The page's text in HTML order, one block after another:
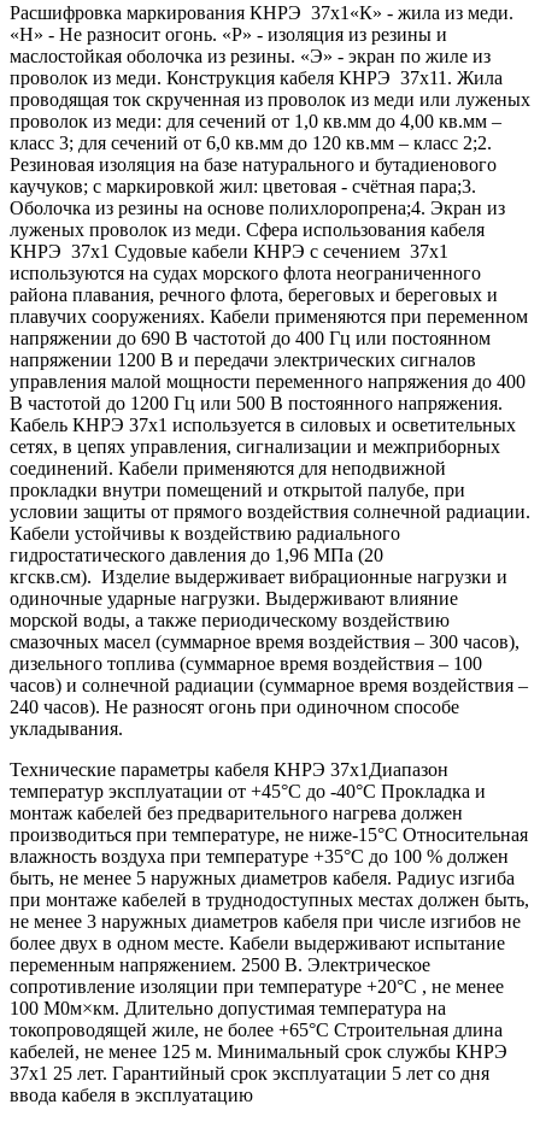
Расшифровка маркирования КНРЭ 37х1«К» - жила из меди.
«Н» - Не разносит огонь. «Р» - изоляция из резины и
маслостойкая оболочка из резины. «Э» - экран по жиле из
проволок из меди. Конструкция кабеля КНРЭ 37х11. Жила
проводящая ток скрученная из проволок из меди или луженых
проволок из меди: для сечений от 1,0 кв.мм до 4,00 кв.мм –
класс 3; для сечений от 6,0 кв.мм до 120 кв.мм – класс 2;2.
Резиновая изоляция на базе натурального и бутадиенового
каучуков; с маркировкой жил: цветовая - счётная пара;3.
Оболочка из резины на основе полихлоропрена;4. Экран из
луженых проволок из меди. Сфера использования кабеля
КНРЭ 37х1 Судовые кабели КНРЭ с сечением 37х1
используются на судах морского флота неограниченного
района плавания, речного флота, береговых и береговых и
плавучих сооружениях. Кабели применяются при переменном
напряжении до 690 В частотой до 400 Гц или постоянном
напряжении 1200 В и передачи электрических сигналов
управления малой мощности переменного напряжения до 400
В частотой до 1200 Гц или 500 В постоянного напряжения.
Кабель КНРЭ 37х1 используется в силовых и осветительных
сетях, в цепях управления, сигнализации и межприборных
соединений. Кабели применяются для неподвижной
прокладки внутри помещений и открытой палубе, при
условии защиты от прямого воздействия солнечной радиации.
Кабели устойчивы к воздействию радиального
гидростатического давления до 1,96 МПа (20
кгскв.см). Изделие выдерживает вибрационные нагрузки и
одиночные ударные нагрузки. Выдерживают влияние
морской воды, а также периодическому воздействию
смазочных масел (суммарное время воздействия – 300 часов),
дизельного топлива (суммарное время воздействия – 100
часов) и солнечной радиации (суммарное время воздействия –
240 часов). Не разносят огонь при одиночном способе
укладывания.
Технические параметры кабеля КНРЭ 37х1Диапазон
температур эксплуатации от +45°С до -40°С Прокладка и
монтаж кабелей без предварительного нагрева должен
производиться при температуре, не ниже-15°С Относительная
влажность воздуха при температуре +35°С до 100 % должен
быть, не менее 5 наружных диаметров кабеля. Радиус изгиба
при монтаже кабелей в труднодоступных местах должен быть,
не менее 3 наружных диаметров кабеля при числе изгибов не
более двух в одном месте. Кабели выдерживают испытание
переменным напряжением. 2500 В. Электрическое
сопротивление изоляции при температуре +20°С , не менее
100 М0м×км. Длительно допустимая температура на
токопроводящей жиле, не более +65°С Строительная длина
кабелей, не менее 125 м. Минимальный срок службы КНРЭ
37х1 25 лет. Гарантийный срок эксплуатации 5 лет со дня
ввода кабеля в эксплуатацию